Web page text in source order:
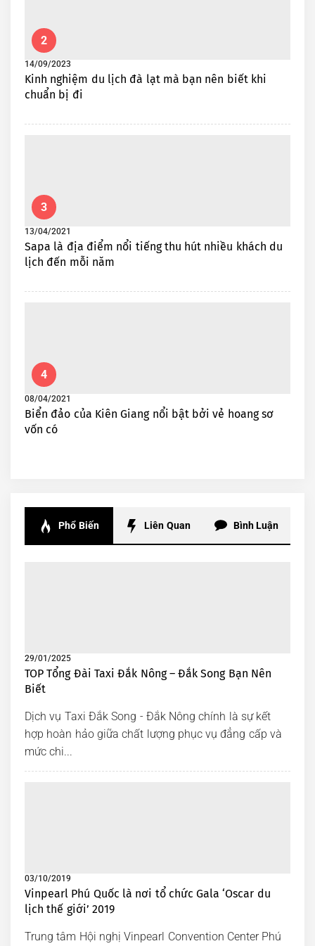
2
14/09/2023
Kinh nghiệm du lịch đà lạt mà bạn nên biết khi
chuẩn bị đi
3
13/04/2021
Sapa là địa điểm nổi tiếng thu hút nhiều khách du
lịch đến mỗi năm
4
08/04/2021
Biển đảo của Kiên Giang nổi bật bởi vẻ hoang sơ
vốn có
Phổ Biến Liên Quan Bình Luận
29/01/2025
TOP Tổng Đài Taxi Đắk Nông – Đắk Song Bạn Nên
Biết
Dịch vụ Taxi Đắk Song - Đắk Nông chính là sự kết
hợp hoàn hảo giữa chất lượng phục vụ đẳng cấp và
mức chi...
03/10/2019
Vinpearl Phú Quốc là nơi tổ chức Gala ‘Oscar du
lịch thế giới’ 2019
Trung tâm Hội nghị Vinpearl Convention Center Phú